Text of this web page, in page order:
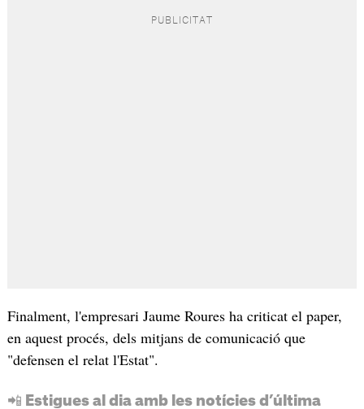
Finalment, l'empresari Jaume Roures ha criticat el paper,
en aquest procés, dels mitjans de comunicació que
"defensen el relat l'Estat".
📲 Estigues al dia amb les notícies d’última